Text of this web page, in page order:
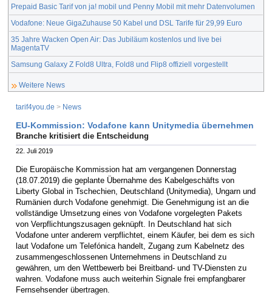
Prepaid Basic Tarif von ja! mobil und Penny Mobil mit mehr Datenvolumen
Vodafone: Neue GigaZuhause 50 Kabel und DSL Tarife für 29,99 Euro
35 Jahre Wacken Open Air: Das Jubiläum kostenlos und live bei
MagentaTV
Samsung Galaxy Z Fold8 Ultra, Fold8 und Flip8 offiziell vorgestellt
Weitere News
tarif4you.de > News
EU-Kommission: Vodafone kann Unitymedia übernehmen
Branche kritisiert die Entscheidung
22. Juli 2019
Die Europäische Kommission hat am vergangenen Donnerstag
(18.07.2019) die geplante Übernahme des Kabelgeschäfts von
Liberty Global in Tschechien, Deutschland (Unitymedia), Ungarn und
Rumänien durch Vodafone genehmigt. Die Genehmigung ist an die
vollständige Umsetzung eines von Vodafone vorgelegten Pakets
von Verpflichtungszusagen geknüpft. In Deutschland hat sich
Vodafone unter anderem verpflichtet, einem Käufer, bei dem es sich
laut Vodafone um Telefónica handelt, Zugang zum Kabelnetz des
zusammengeschlossenen Unternehmens in Deutschland zu
gewähren, um den Wettbewerb bei Breitband- und TV-Diensten zu
wahren. Vodafone muss auch weiterhin Signale frei empfangbarer
Fernsehsender übertragen.